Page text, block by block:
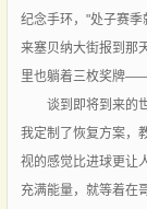
纪念手环，"处子赛季
来塞贝纳大街报到那
里也躺着三枚奖牌
谈到即将到来的世
我定制了恢复方案，
视的感觉比进球更让
充满能量，就等着在